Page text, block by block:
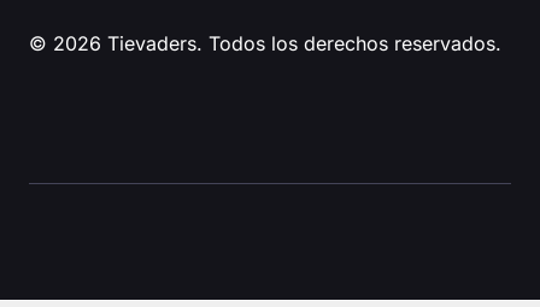
© 2026 Tievaders. Todos los derechos reservados.